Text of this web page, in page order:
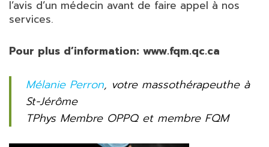
l’avis d’un médecin avant de faire appel à nos
services.
Pour plus d’information: www.fqm.qc.ca
Mélanie Perron, votre massothérapeuthe à
St-Jérôme
TPhys Membre OPPQ et membre FQM